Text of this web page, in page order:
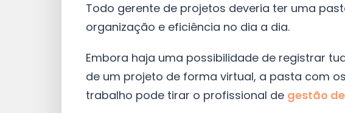
Todo gerente de projetos deveria ter uma
organização e eficiência no dia a dia.
Embora haja uma possibilidade de registrar
de um projeto de forma virtual, a pasta com
trabalho pode tirar o profissional de gestão